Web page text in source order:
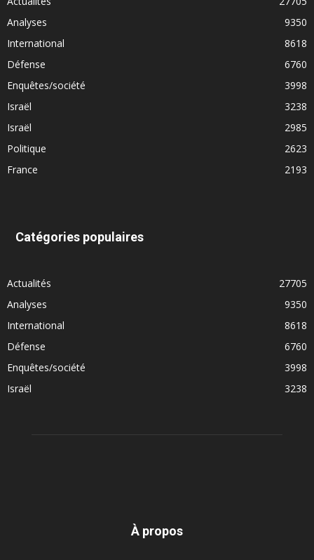
Analyses
9350
International
8618
Défense
6760
Enquêtes/société
3998
Israël
3238
Israël
2985
Politique
2623
France
2193
Catégories populaires
Actualités
27705
Analyses
9350
International
8618
Défense
6760
Enquêtes/société
3998
Israël
3238
À propos